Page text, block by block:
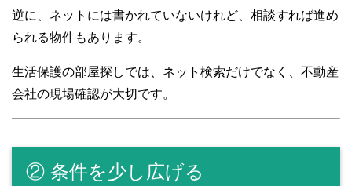
逆に、ネットには書かれていないけれど、相談すれば進め
られる物件もあります。
生活保護の部屋探しでは、ネット検索だけでなく、不動産
会社の現場確認が大切です。
② 条件を少し広げる